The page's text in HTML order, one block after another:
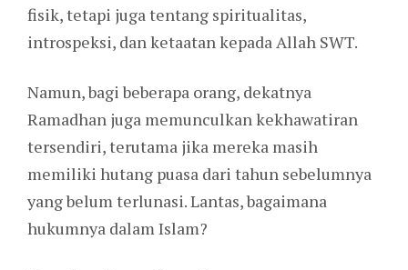
fisik, tetapi juga tentang spiritualitas,
introspeksi, dan ketaatan kepada Allah SWT.
Namun, bagi beberapa orang, dekatnya
Ramadhan juga memunculkan kekhawatiran
tersendiri, terutama jika mereka masih
memiliki hutang puasa dari tahun sebelumnya
yang belum terlunasi. Lantas, bagaimana
hukumnya dalam Islam?